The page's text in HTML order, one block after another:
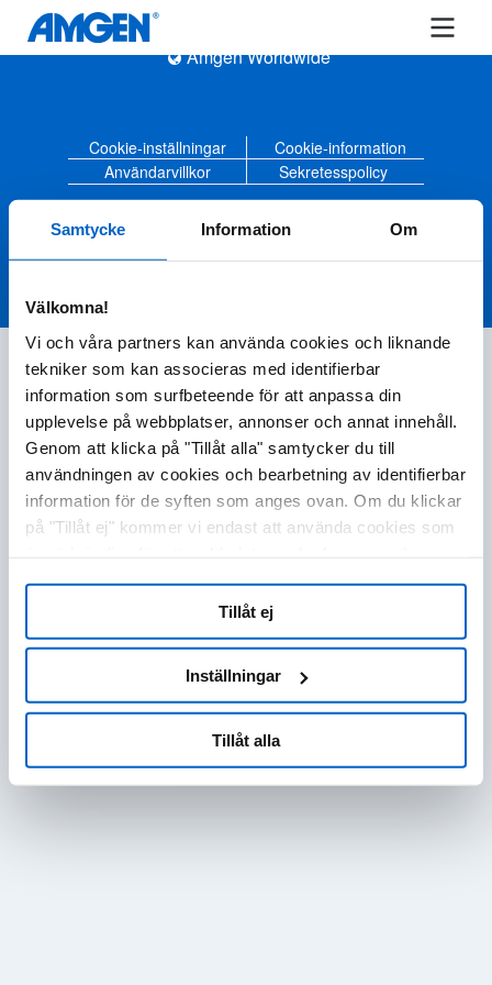
Samtycke Information Om
Välkomna!
Vi och våra partners kan använda cookies och liknande
tekniker som kan associeras med identifierbar
information som surfbeteende för att anpassa din
upplevelse på webbplatser, annonser och annat innehåll.
Genom att klicka på "Tillåt alla" samtycker du till
användningen av cookies och bearbetning av identifierbar
information för de syften som anges ovan. Om du klickar
på "Tillåt ej" kommer vi endast att använda cookies som
inte kan optimera och anpassa vår webbplats. Du kan
när som helst visa, ändra eller återkalla ditt samtycke
genom att klicka på "Cookie-inställningar" i sidfoten på
Tillåt alla
Inställningar
Tillåt ej
Amgen Worldwide
Cookie-inställningar
Cookie-information
Användarvillkor
Sekretesspolicy
Amgen© 2020-2023 Amgen Inc. All rights reserved